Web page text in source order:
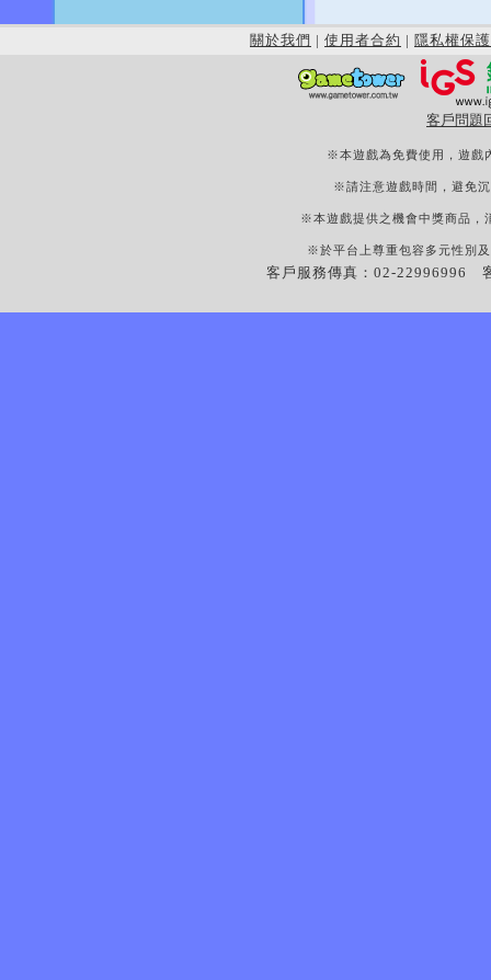
關於我們 | 使用者合約 | 隱私權保護
客戶問題
※本遊戲為免費使用，遊戲
※請注意遊戲時間，避免
※本遊戲提供之機會中獎商品，
※於平台上尊重包容多元性別
客戶服務傳真：02-22996996